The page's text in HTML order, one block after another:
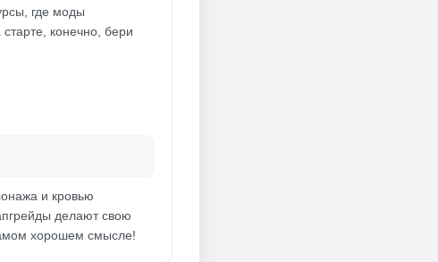
где моды
конечно, бери
и кровью
делают свою
хорошем смысле!